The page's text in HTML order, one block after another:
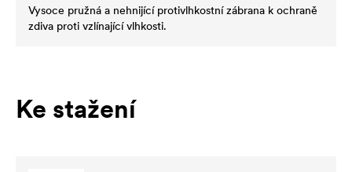
Vysoce pružná a nehnijící protivlhkostní zábrana k ochraně
zdiva proti vzlínající vlhkosti.
Ke stažení